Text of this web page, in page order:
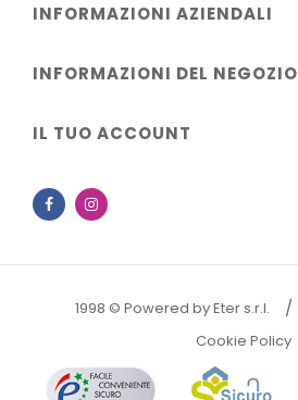
INFORMAZIONI AZIENDALI
INFORMAZIONI DEL NEGOZIO
IL TUO ACCOUNT
Facebook
1998 © Powered by Eter s.r.l.
Cookie Policy